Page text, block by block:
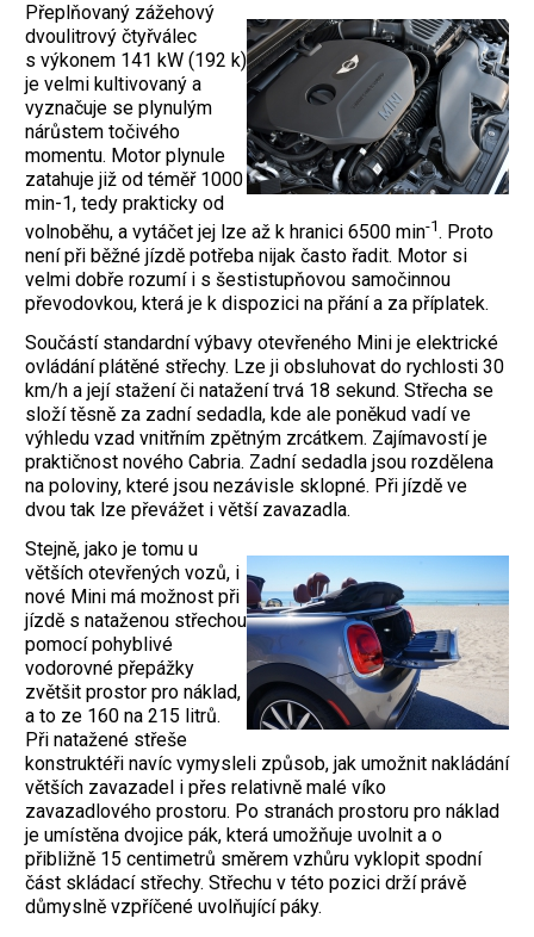
Přeplňovaný zážehový
dvoulitrový čtyřválec
s výkonem 141 kW (192 k)
je velmi kultivovaný a
vyznačuje se plynulým
nárůstem točivého
momentu. Motor plynule
zatahuje již od téměř 1000
min-1, tedy prakticky od
volnoběhu, a vytáčet jej lze až k hranici 6500 min-1. Proto
není při běžné jízdě potřeba nijak často řadit. Motor si
velmi dobře rozumí i s šestistupňovou samočinnou
převodovkou, která je k dispozici na přání a za příplatek.
Součástí standardní výbavy otevřeného Mini je elektrické
ovládání plátěné střechy. Lze ji obsluhovat do rychlosti 30
km/h a její stažení či natažení trvá 18 sekund. Střecha se
složí těsně za zadní sedadla, kde ale poněkud vadí ve
výhledu vzad vnitřním zpětným zrcátkem. Zajímavostí je
praktičnost nového Cabria. Zadní sedadla jsou rozdělena
na poloviny, které jsou nezávisle sklopné. Při jízdě ve
dvou tak lze převážet i větší zavazadla.
Stejně, jako je tomu u
větších otevřených vozů, i
nové Mini má možnost při
jízdě s nataženou střechou
pomocí pohyblivé
vodorovné přepážky
zvětšit prostor pro náklad,
a to ze 160 na 215 litrů.
Při natažené střeše
konstruktéři navíc vymysleli způsob, jak umožnit nakládání
větších zavazadel i přes relativně malé víko
zavazadlového prostoru. Po stranách prostoru pro náklad
je umístěna dvojice pák, která umožňuje uvolnit a o
přibližně 15 centimetrů směrem vzhůru vyklopit spodní
část skládací střechy. Střechu v této pozici drží právě
důmyslně vzpříčené uvolňující páky.